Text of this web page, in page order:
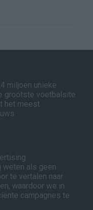
miljoen unieke
grootste voetbalsite
het meest
weten als geen
te vertalen naar
waardoor we in
campagnes te